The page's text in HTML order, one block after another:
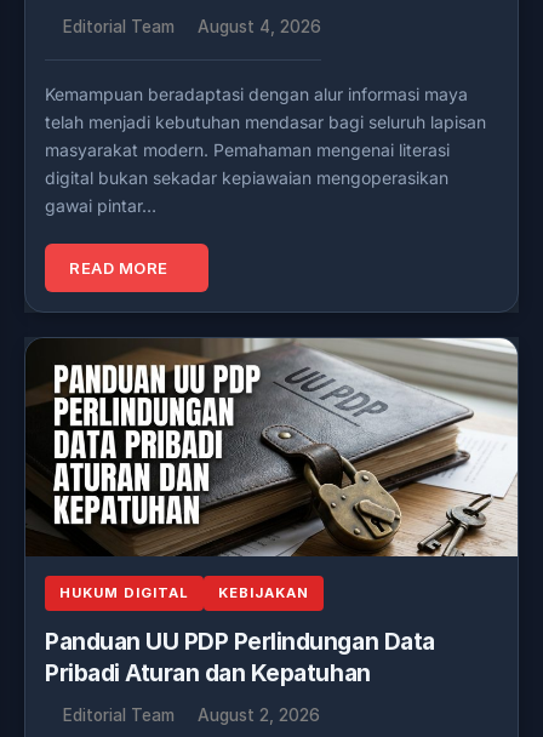
Editorial Team August 4, 2026
Kemampuan beradaptasi dengan alur informasi maya
telah menjadi kebutuhan mendasar bagi seluruh lapisan
masyarakat modern. Pemahaman mengenai literasi
digital bukan sekadar kepiawaian mengoperasikan
gawai pintar…
READ MORE
HUKUM DIGITAL KEBIJAKAN
Panduan UU PDP Perlindungan Data
Pribadi Aturan dan Kepatuhan
Editorial Team August 2, 2026